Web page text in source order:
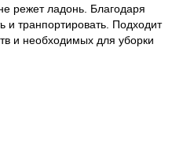
режет ладонь. Благодаря
и транпортировать. Подходит
и необходимых для уборки